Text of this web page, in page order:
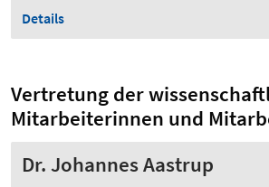
Details
Vertretung der
Mitarbeiterinnen und
Dr. Johannes Aastrup